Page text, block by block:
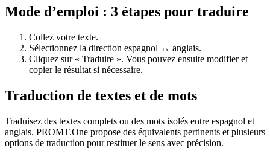
Mode d’emploi : 3 étapes pour traduire
Collez votre texte.
Sélectionnez la direction espagnol ↔ anglais.
Cliquez sur « Traduire ». Vous pouvez ensuite modifier et
copier le résultat si nécessaire.
Traduction de textes et de mots
Traduisez des textes complets ou des mots isolés entre espagnol et
anglais. PROMT.One propose des équivalents pertinents et plusieurs
options de traduction pour restituer le sens avec précision.